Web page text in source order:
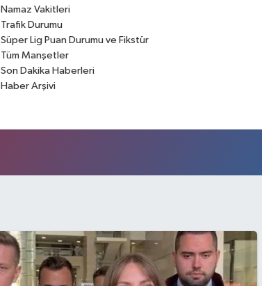
Namaz Vakitleri
Trafik Durumu
Süper Lig Puan Durumu ve Fikstür
Tüm Manşetler
Son Dakika Haberleri
Haber Arşivi